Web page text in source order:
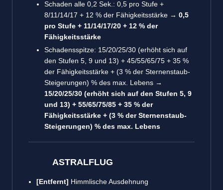
Schaden alle 0,2 Sek.: 0,5 pro Stufe +
8/11/14/17 + 12 % der Fähigkeitsstärke → 0,5
pro Stufe + 11/14/17/20 + 12 % der
Fähigkeitsstärke
Schadensspitze: 15/20/25/30 (erhöht sich auf
den Stufen 5, 9 und 13) + 45/55/65/75 + 35 %
der Fähigkeitsstärke + (3 % der Sternenstaub-
Steigerungen) % des max. Lebens →
15/20/25/30 (erhöht sich auf den Stufen 5, 9
und 13) + 55/65/75/85 + 35 % der
Fähigkeitsstärke + (3 % der Sternenstaub-
Steigerungen) % des max. Lebens
ASTRALFLUG
[Entfernt] Himmlische Ausdehnung